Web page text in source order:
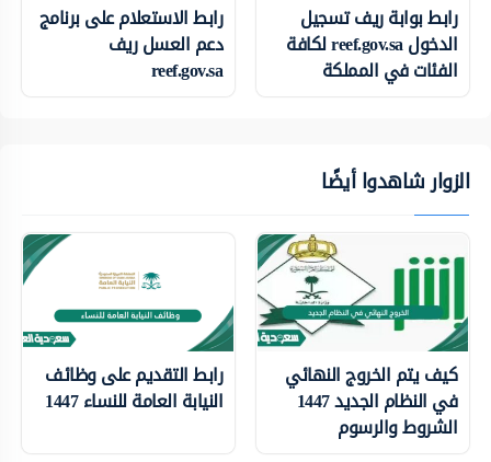
رابط بوابة ريف تسجيل
الدخول reef.gov.sa لكافة
الفئات في المملكة
رابط الاستعلام على برنامج
دعم العسل ريف
reef.gov.sa
الزوار شاهدوا أيضًا
كيف يتم الخروج النهائي
في النظام الجديد 1447
الشروط والرسوم
رابط التقديم على وظائف
النيابة العامة للنساء 1447